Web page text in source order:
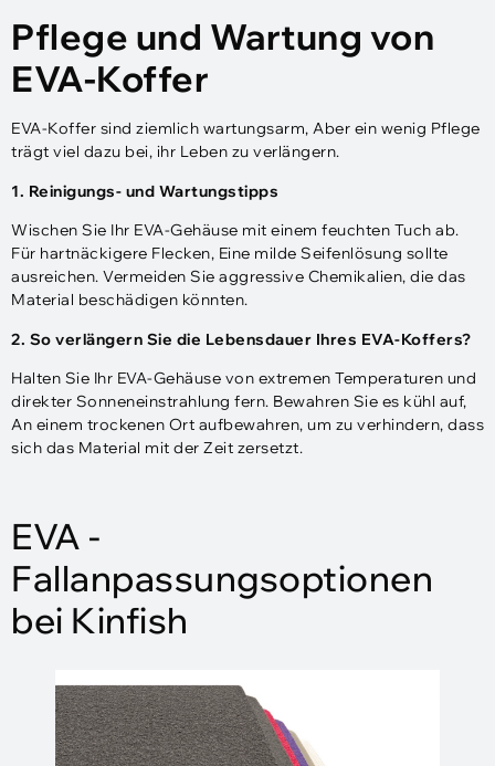
Pflege und Wartung von
EVA-Koffer
EVA-Koffer sind ziemlich wartungsarm, Aber ein wenig Pflege
trägt viel dazu bei, ihr Leben zu verlängern.
1. Reinigungs- und Wartungstipps
Wischen Sie Ihr EVA-Gehäuse mit einem feuchten Tuch ab.
Für hartnäckigere Flecken, Eine milde Seifenlösung sollte
ausreichen. Vermeiden Sie aggressive Chemikalien, die das
Material beschädigen könnten.
2. So verlängern Sie die Lebensdauer Ihres EVA-Koffers?
Halten Sie Ihr EVA-Gehäuse von extremen Temperaturen und
direkter Sonneneinstrahlung fern. Bewahren Sie es kühl auf,
An einem trockenen Ort aufbewahren, um zu verhindern, dass
sich das Material mit der Zeit zersetzt.
EVA -
Fallanpassungsoptionen
bei Kinfish